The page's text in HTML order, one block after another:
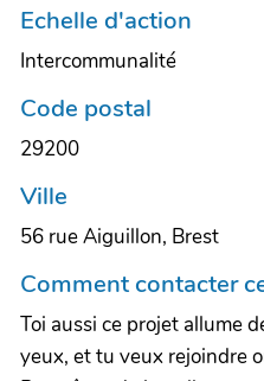
Echelle d'action
Intercommunalité
Code postal
29200
Ville
56 rue Aiguillon, Brest
Comment contacter
Toi aussi ce projet allume
yeux, et tu veux rejoindre